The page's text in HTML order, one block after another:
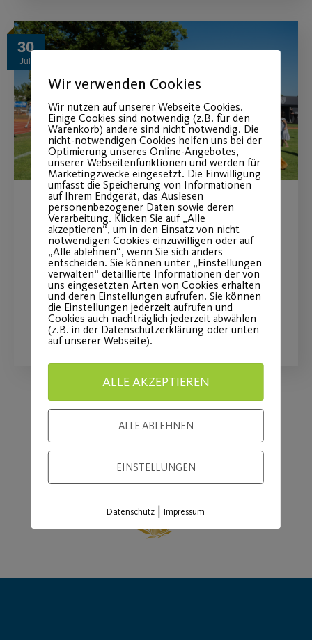
30
Juli
Post SV beim Bewegungstag
„Ball“
am 16.08.2026 auf der Wöhrder Wiese
WEITERLESEN
Load More
Wir verwenden Cookies
Wir nutzen auf unserer Webseite Cookies.
Einige Cookies sind notwendig (z.B. für den
Warenkorb) andere sind nicht notwendig. Die
nicht-notwendigen Cookies helfen uns bei der
Optimierung unseres Online-Angebotes,
unserer Webseitenfunktionen und werden für
Marketingzwecke eingesetzt. Die Einwilligung
umfasst die Speicherung von Informationen
auf Ihrem Endgerät, das Auslesen
personenbezogener Daten sowie deren
Verarbeitung. Klicken Sie auf „Alle
akzeptieren“, um in den Einsatz von nicht
notwendigen Cookies einzuwilligen oder auf
„Alle ablehnen“, wenn Sie sich anders
entscheiden. Sie können unter „Einstellungen
verwalten“ detaillierte Informationen der von
uns eingesetzten Arten von Cookies erhalten
und deren Einstellungen aufrufen. Sie können
die Einstellungen jederzeit aufrufen und
Cookies auch nachträglich jederzeit abwählen
(z.B. in der Datenschutzerklärung oder unten
auf unserer Webseite).
ALLE AKZEPTIEREN
ALLE ABLEHNEN
EINSTELLUNGEN
Datenschutz |Impressum